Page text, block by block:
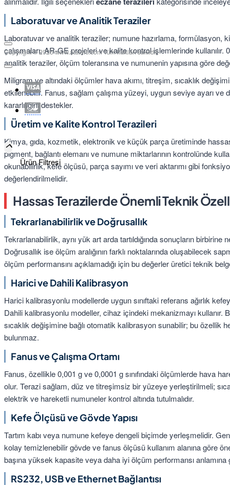
Laboratuvar ve Analitik Teraziler
Laboratuvar ve analitik teraziler; numune hazırlama, formülasyon,
çalışmaları, AR-GE projeleri ve kalite kontrol işlemlerinde
analitik teraziler, ölçüm toleransına ve numunenin yapısına göre
Miligram ve altındaki ölçümler hava akımı, titreşim, sıcaklık
etkilenebilir. Fanus, sağlam çalışma yüzeyi, uygun seviye ayarı
kararlılığını destekler.
Üretim ve Kalite Kontrol Terazileri
Kimya, gıda, kozmetik, elektronik ve küçük parça üretiminde
pigment, bağlantı elemanı ve numune miktarlarının kontrolünde
okunabilirlik, kefe ölçüsü, parça sayımı ve veri aktarımı gibi
değerlendirilmelidir.
Hassas Terazilerde Önemli Teknik
Tekrarlanabilirlik ve Doğrusallık
Tekrarlanabilirlik, aynı yük art arda tartıldığında sonuçların birbirine
Doğrusallık ise ölçüm aralığının farklı noktalarında oluşabilecek
ölçüm performansını açıklamadığı için bu değerler üretici teknik
Harici ve Dahili Kalibrasyon
Harici kalibrasyonlu modellerde uygun sınıftaki referans ağırlık
Dahili kalibrasyonlu modeller, cihaz içindeki mekanizmayı kullanır.
sıcaklık değişimine bağlı otomatik kalibrasyon sunabilir; bu özellik
bulunmaz.
Fanus ve Çalışma Ortamı
Fanus, özellikle 0,001 g ve 0,0001 g sınıfındaki ölçümlerde hava
olur. Terazi sağlam, düz ve titreşimsiz bir yüzeye yerleştirilmeli;
elektrik ve hareketli numuneler kontrol altında tutulmalıdır.
Kefe Ölçüsü ve Gövde Yapısı
Tartım kabı veya numune kefeye dengeli biçimde yerleşmelidir.
kolay temizlenebilir gövde ve fanus ölçüsü kullanım alanına göre
başına yüksek kapasite veya daha iyi ölçüm performansı anlamına
RS232, USB ve Ethernet Bağlantısı
Copyright © 2026 www.atatarti.com Tüm hakları saklıdır.
Ürün Filtresi